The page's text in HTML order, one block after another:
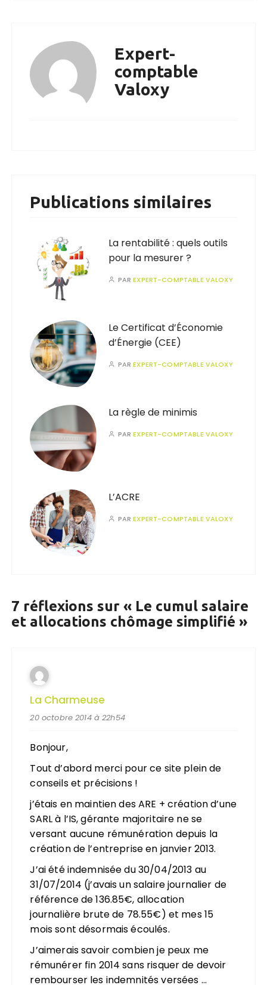
Expert-
comptable
Valoxy
Publications similaires
La rentabilité : quels outils
pour la mesurer ?
PAREXPERT-COMPTABLE VALOXY
Le Certificat d’Économie
d’Énergie (CEE)
PAREXPERT-COMPTABLE VALOXY
La règle de minimis
PAREXPERT-COMPTABLE VALOXY
L’ACRE
PAREXPERT-COMPTABLE VALOXY
7 réflexions sur « Le cumul salaire
et allocations chômage simplifié »
La Charmeuse
20 octobre 2014 à 22h54
Bonjour,
Tout d’abord merci pour ce site plein de
conseils et précisions !
j’étais en maintien des ARE + création d’une
SARL à l’IS, gérante majoritaire ne se
versant aucune rémunération depuis la
création de l’entreprise en janvier 2013.
J’ai été indemnisée du 30/04/2013 au
31/07/2014 (j’avais un salaire journalier de
référence de 136.85€, allocation
journalière brute de 78.55€) et mes 15
mois sont désormais écoulés.
J’aimerais savoir combien je peux me
rémunérer fin 2014 sans risquer de devoir
rembourser les indemnités versées …